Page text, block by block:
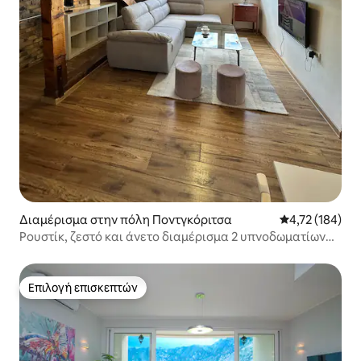
Διαμέρισμα στην πόλη Ποντγκόριτσα Μέση
4,72 (184)
Ρουστίκ, ζεστό και άνετο διαμέρισμα 2 υπνοδωματίων
Επιλογή επισκεπτών
Επιλογή επισκεπτών